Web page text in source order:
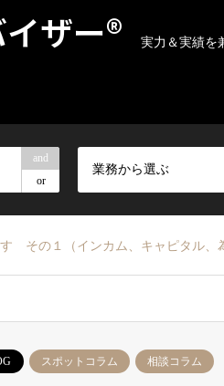
ザー® 実力＆実績を
and
or
業務から選ぶ
その１（インカム、キャピタル、
スポットコラム 相談コラム